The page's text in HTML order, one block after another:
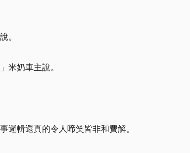
。
米奶車主說。
邏輯還真的令人啼笑皆非和費解。